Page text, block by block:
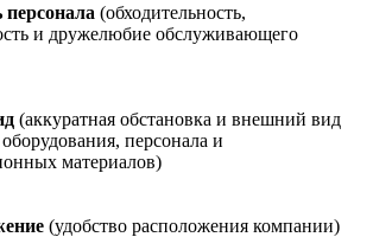
(обходительность,
и дружелюбие обслуживающего
(аккуратная обстановка и внешний вид
персонала и
материалов)
(удобство расположения компании)